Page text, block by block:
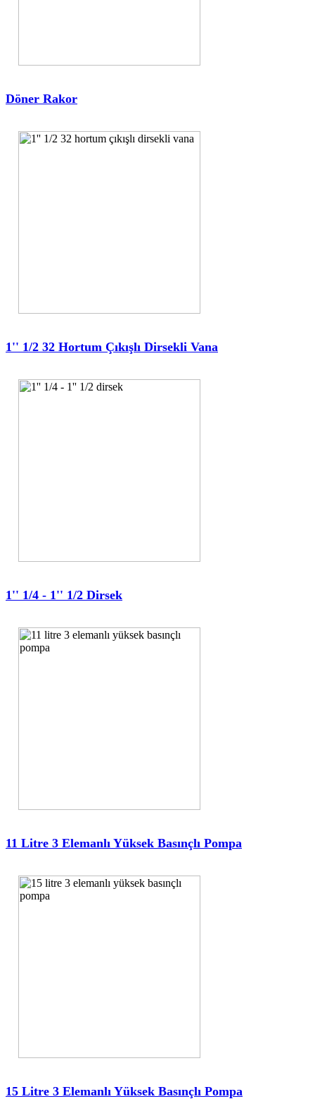
Döner Rakor
1'' 1/2 32 Hortum Çıkışlı Dirsekli Vana
1'' 1/4 - 1'' 1/2 Dirsek
11 Litre 3 Elemanlı Yüksek Basınçlı Pompa
15 Litre 3 Elemanlı Yüksek Basınçlı Pompa